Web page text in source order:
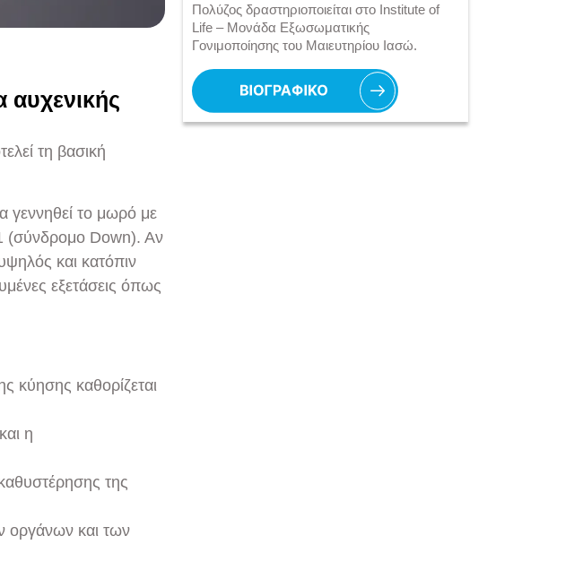
Πολύζος δραστηριοποιείται στο Institute of
Life – Μονάδα Εξωσωματικής
Γονιμοποίησης του Μαιευτηρίου Ιασώ.
αυχενικής
τη βασική
γεννηθεί το μωρό με
(σύνδρομο Down). Αν
και κατόπιν
εξετάσεις όπως
κύησης καθορίζεται
η
της
οργάνων και των